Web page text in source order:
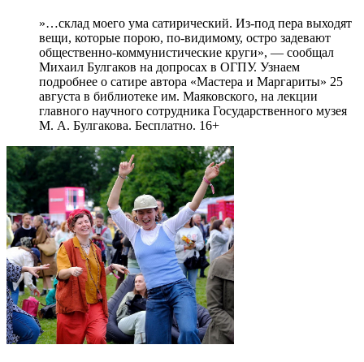
»…склад моего ума сатирический. Из-под пера выходят
вещи, которые порою, по-видимому, остро задевают
общественно-коммунистические круги», — сообщал
Михаил Булгаков на допросах в ОГПУ. Узнаем
подробнее о сатире автора «Мастера и Маргариты» 25
августа в библиотеке им. Маяковского, на лекции
главного научного сотрудника Государственного музея
М. А. Булгакова. Бесплатно. 16+